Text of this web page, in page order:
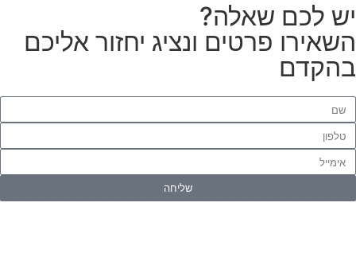
לכם שאלה?
פרטים ונציג יחזור אליכם
שליחה